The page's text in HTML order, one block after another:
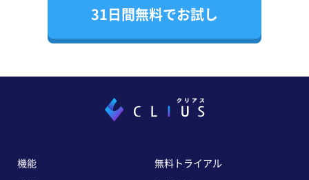
31日間無料でお試し
機能 無料トライアル